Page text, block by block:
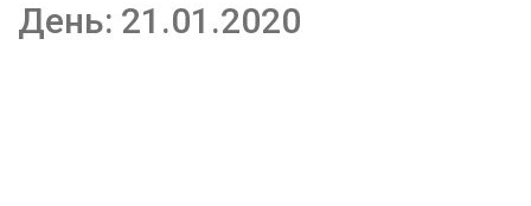
День: 21.01.2020